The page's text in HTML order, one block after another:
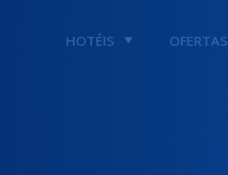
HOTÉIS OFERTAS